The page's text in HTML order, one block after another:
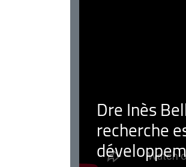
Dre Inès
recherche